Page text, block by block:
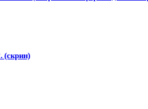
(скрин)